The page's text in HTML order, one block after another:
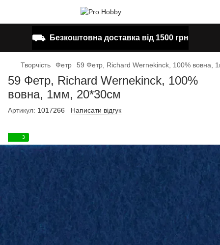
⛟ Безкоштовна доставка від 1500 грн
Творчість Фетр 59 Фетр, Richard Wernekinck, 100% вовна,
59 Фетр, Richard Wernekinck, 100%
вовна, 1мм, 20*30см
Артикул: 1017266 Написати відгук
3